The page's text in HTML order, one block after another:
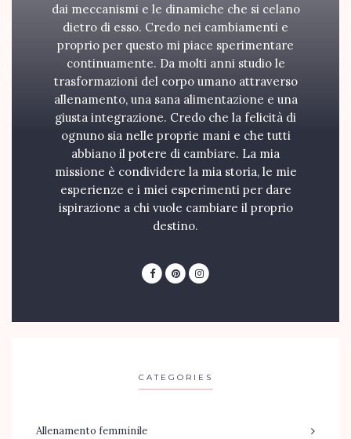
dai meccanismi e le dinamiche che si celano
dietro di esso. Credo nei cambiamenti e
proprio per questo mi piace sperimentare
continuamente. Da molti anni studio le
trasformazioni del corpo umano attraverso
allenamento, una sana alimentazione e una
giusta integrazione. Credo che la felicità di
ognuno sia nelle proprie mani e che tutti
abbiano il potere di cambiare. La mia
missione è condividere la mia storia, le mie
esperienze e i miei esperimenti per dare
ispirazione a chi vuole cambiare il proprio
destino.
CATEGORIES
Allenamento femminile